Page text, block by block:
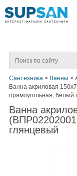
Сантехника > Ванны >
Ванна акриловая
прямоугольная, белый
Ванна
глянцевый